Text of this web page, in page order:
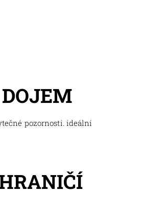
pozornosti. ideální